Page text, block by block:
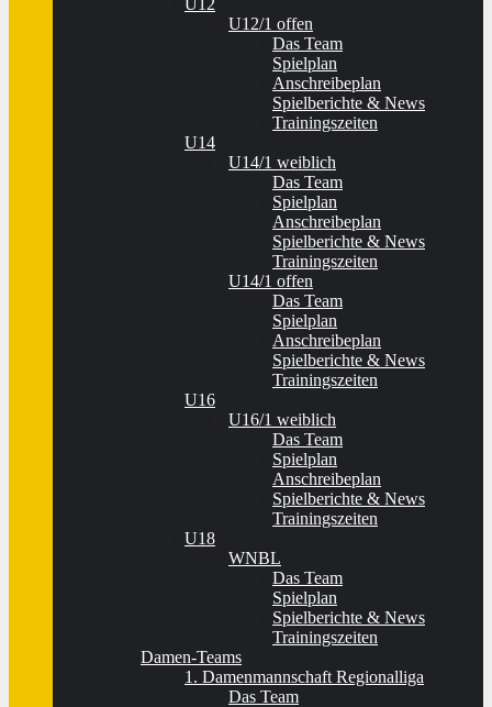
U12
U12/1 offen
Das Team
Spielplan
Anschreibeplan
Spielberichte & News
Trainingszeiten
U14
U14/1 weiblich
Das Team
Spielplan
Anschreibeplan
Spielberichte & News
Trainingszeiten
U14/1 offen
Das Team
Spielplan
Anschreibeplan
Spielberichte & News
Trainingszeiten
U16
U16/1 weiblich
Das Team
Spielplan
Anschreibeplan
Spielberichte & News
Trainingszeiten
U18
WNBL
Das Team
Spielplan
Spielberichte & News
Trainingszeiten
Damen-Teams
1. Damenmannschaft Regionalliga
Das Team